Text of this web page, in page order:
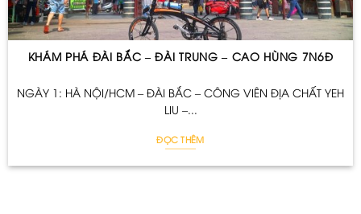
KHÁM PHÁ ĐÀI BẮC – ĐÀI TRUNG – CAO HÙNG 7N6Đ
NGÀY 1: HÀ NỘI/HCM – ĐÀI BẮC – CÔNG VIÊN ĐỊA CHẤT YEH
LIU –...
ĐỌC THÊM